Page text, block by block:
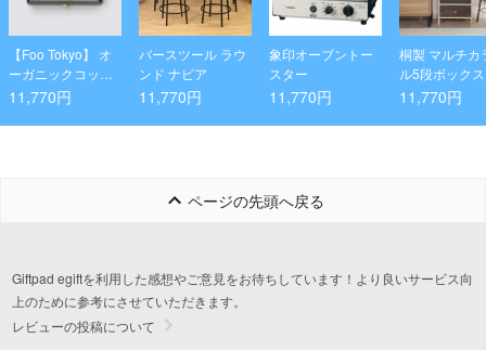
【Foo Tokyo】 オ
ーガニックコット
ン バスタオル1枚
ピンク
11,770円
バースツール ラウ
ンド ナビア
11,770円
象印オーブントー
スター
11,770円
桐製 マルチカ
ル5段ボック
ンクエ 2
11,770円
ページの先頭へ戻る
Giftpad egiftを利用した感想やご意見をお待ちしています！より良いサービス向
上のために参考にさせていただきます。
レビューの投稿について